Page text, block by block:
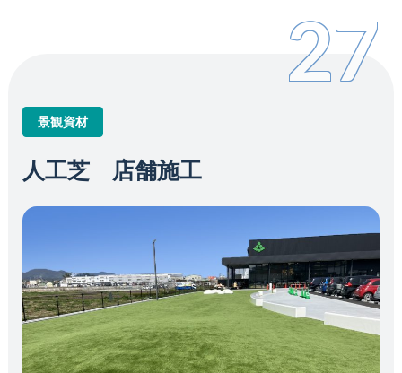
27
景観資材
人工芝 店舗施工